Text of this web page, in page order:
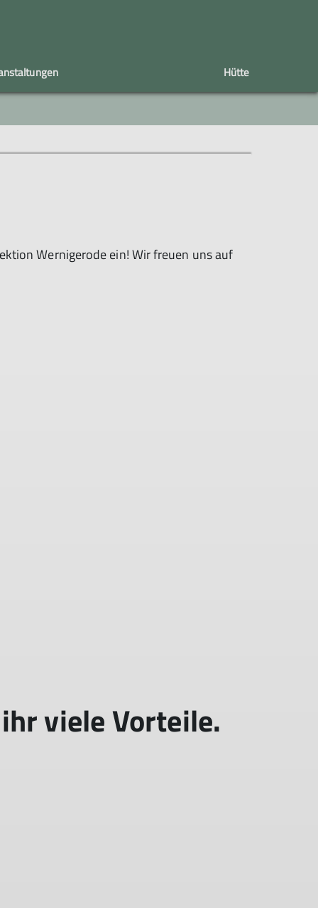
Unsere Kanäle
Webseite
Wandern
Hütte
Buchungsanfrage
Wernigerode ein! Wir freuen uns auf
viele Vorteile.